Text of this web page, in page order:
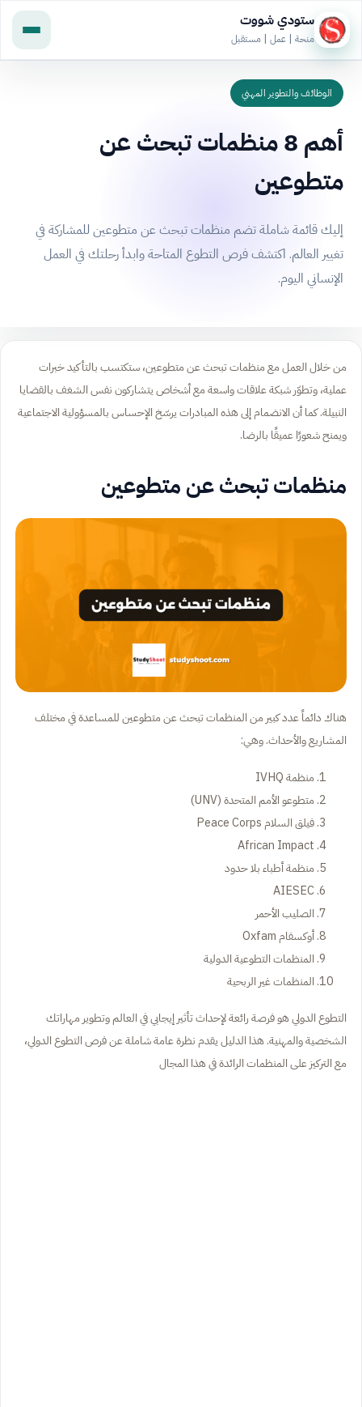
ستودي شووت
منحة | عمل | مستقبل
الوظائف والتطوير المهني
أهم 8 منظمات تبحث عن
متطوعين
إليك قائمة شاملة تضم منظمات تبحث عن متطوعين للمشاركة في
تغيير العالم. اكتشف فرص التطوع المتاحة وابدأ رحلتك في العمل
الإنساني اليوم.
من خلال العمل مع منظمات تبحث عن متطوعين، ستكتسب بالتأكيد خبرات
عملية، وتطوّر شبكة علاقات واسعة مع أشخاص يتشاركون نفس الشغف بالقضايا
النبيلة. كما أن الانضمام إلى هذه المبادرات يرسّخ الإحساس بالمسؤولية الاجتماعية
ويمنح شعورًا عميقًا بالرضا.
منظمات تبحث عن متطوعين
هناك دائماً عدد كبير من المنظمات تبحث عن متطوعين للمساعدة في مختلف
المشاريع والأحداث. وهي:
منظمة IVHQ
متطوعو الأمم المتحدة (UNV)
فيلق السلام Peace Corps
African Impact
منظمة أطباء بلا حدود
AIESEC
الصليب الأحمر
أوكسفام Oxfam
المنظمات التطوعية الدولية
المنظمات غير الربحية
التطوع الدولي هو فرصة رائعة لإحداث تأثير إيجابي في العالم وتطوير مهاراتك
الشخصية والمهنية. هذا الدليل يقدم نظرة عامة شاملة عن فرص التطوع الدولي،
مع التركيز على المنظمات الرائدة في هذا المجال